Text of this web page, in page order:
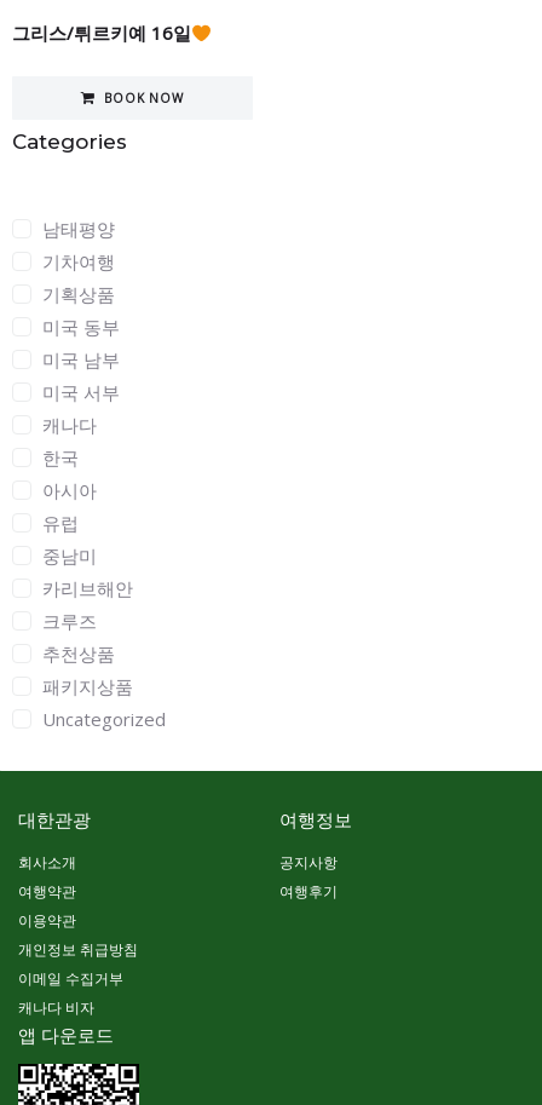
Categories
남태평양
기차여행
기획상품
미국 동부
미국 남부
미국 서부
캐나다
한국
아시아
유럽
중남미
카리브해안
크루즈
추천상품
패키지상품
Uncategorized
그리스/튀르키예 16일
BOOK NOW
대한관광
회사소개
여행약관
이용약관
개인정보 취급방침
이메일 수집거부
캐나다 비자
여행정보
공지사항
여행후기
앱 다운로드